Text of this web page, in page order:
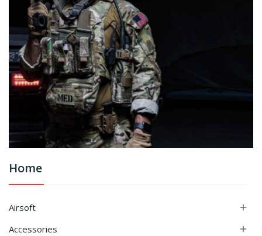
Home
Airsoft 
Accessories 